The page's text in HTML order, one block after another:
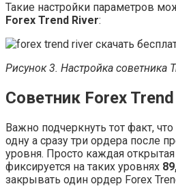
Такие настройки параметров
Forex Trend River:
Рисунок 3. Настройка советника
Советник Forex
Важно подчеркнуть тот факт,
одну а сразу три ордера после
уровня. Просто каждая
фиксируется на таких уровнях
закрывать один ордер Forex